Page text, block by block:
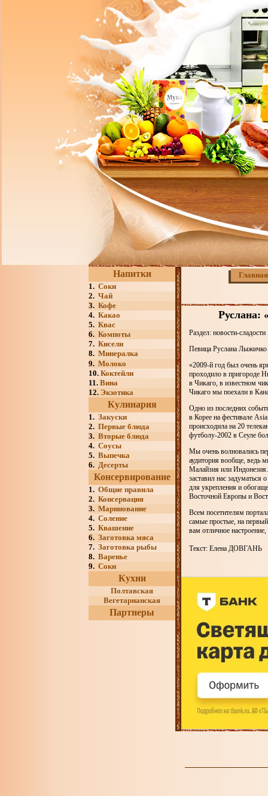
Напитки
1. Соки
2. Чай
3. Кофе
4. Какао
5. Квас
6. Компоты
7. Кисели
8. Минералка
9. Молоко
10. Коктейли
11. Вина
12. Экзотика
Кулинария
1. Закуски
2. Первые блюда
3. Вторые блюда
4. Соусы
5. Выпечка
6. Десерты
Консервирование
1. Общие правила
2. Консервация
3. Маринование
4. Соление
5. Квашение
6. Заготовка мяса
7. Заготовка рыбы
8. Варенье
9. Соки
Кухни
Полтавская
Вегетарианская
Партнеры
Главная
Руслана:
Раздел: новости-сладости
Певица Руслана Лыжичко
«2009-й год был очень
проходило в пригороде
в Чикаго, в известном
Чикаго мы поехали в
Одно из последних
в Корее на фестивале
происходила на 20
футболу-2002 в Сеуле
Мы очень волновались
аудитория вообще, ведь
Малайзия или
заставил нас
для укрепления и
Восточной Европы и
Всем посетителям
самые простые, на
вам отличное
Текст: Елена ДОВГАНЬ